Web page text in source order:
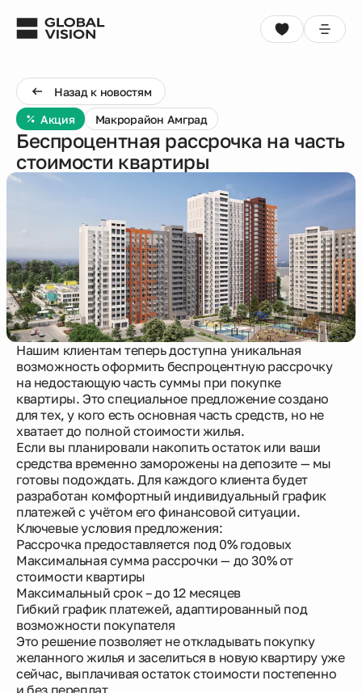
Выбрать квартиру
Проекты
Недвижимость
Кладовые
Акции
Способы покупки
Новости
О компании
Жителям
Камеры
Тендеры
Партнерам
Контакты
Назад к новостям
Акция
Макрорайон Амград
Беспроцентная рассрочка на часть
стоимости квартиры
Нашим клиентам теперь доступна уникальная
возможность оформить беспроцентную рассрочку
на недостающую часть суммы при покупке
квартиры. Это специальное предложение создано
для тех, у кого есть основная часть средств, но не
хватает до полной стоимости жилья.
Если вы планировали накопить остаток или ваши
средства временно заморожены на депозите — мы
готовы подождать. Для каждого клиента будет
разработан комфортный индивидуальный график
платежей с учётом его финансовой ситуации.
Ключевые условия предложения:
Рассрочка предоставляется под 0% годовых
Максимальная сумма рассрочки — до 30% от
стоимости квартиры
Максимальный срок – до 12 месяцев
Гибкий график платежей, адаптированный под
возможности покупателя
Это решение позволяет не откладывать покупку
желанного жилья и заселиться в новую квартиру уже
сейчас, выплачивая остаток стоимости постепенно
и без переплат.